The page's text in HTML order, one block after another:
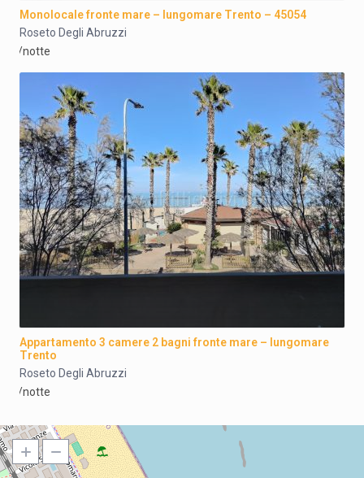
Monolocale fronte mare – lungomare Trento – 45054
Roseto Degli Abruzzi
/notte
Appartamento 3 camere 2 bagni fronte mare – lungomare
Trento
Roseto Degli Abruzzi
/notte